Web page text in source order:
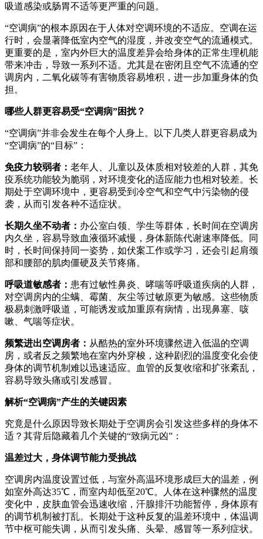
吸道感染或肠胃不适等更严重的问题。
“空调病”的根本原因在于人体对空调环境的不适应。空调在运
行时，会显著降低室内空气的湿度，并改变空气的流通模式。
更重要的是，室内外巨大的温度差异会给身体的正常生理机能
带来冲击，导致一系列不适。尤其是在密闭且空气不流通的空
调房内，二氧化碳等有害物质容易堆积，进一步加重身体的负
担。
哪些人群更容易受“空调病”困扰？
“空调病”并非会发生在每个人身上。以下几类人群更容易成为
“空调病”的“目标”：
免疫力较弱者： 老年人、儿童以及体质相对较差的人群，其免
疫系统功能较为脆弱，对环境变化的适应能力也相对较差。长
期处于空调环境中，更容易受到冷空气和空气中污染物的侵
袭，从而引发各种不适症状。
长期久坐不动者： 办公室白领、学生等群体，长时间在空调房
内久坐，容易导致血液循环减慢，身体新陈代谢速率降低。同
时，长时间保持同一姿势，如伏案工作或学习，还会引起肩颈
部和腰部的肌肉僵硬及关节疼痛。
呼吸道敏感者： 患有过敏性鼻炎、哮喘等呼吸道疾病的人群，
对空调房内的尘螨、霉菌、灰尘等过敏原更为敏感。这些物质
极易刺激呼吸道，可能诱发或加重原有病情，出现鼻塞、咳
嗽、气喘等症状。
频繁进出空调房者： 从酷热的室外环境骤然进入低温的空调
房，或者反之频繁地在室内外穿梭，这种剧烈的温度变化会使
身体的调节机制难以迅速适应。血管的反复收缩和扩张紊乱，
容易导致头痛或引发感冒。
解析“空调病”产生的关键因素
究竟是什么原因导致长期处于空调房会引发这些多样的身体不
适？其背后隐藏着几个关键的“致病元凶”：
温差过大，身体调节能力受挑战
空调房内温度设置过低，与室外高温环境形成巨大的温差，例
如室外高达35℃，而室内却低至20℃。人体在这种骤然的温度
变化中，皮肤血管会迅速收缩，汗腺排汗功能暂停，身体原有
的调节机制被打乱。长期处于这种反复的温差环境中，体温调
节中枢可能失调，从而引发头痛、头晕、感冒等一系列症状。